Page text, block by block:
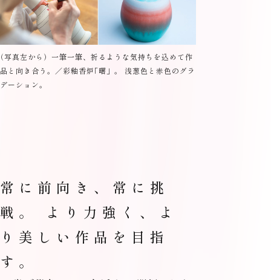
写真左から）一筆一筆、祈るような気持ちを込めて作
品と向き合う。／彩釉香炉「曙」。 浅葱色と赤色のグラ
デーション。
常に前向き、常に挑
戦。 より力強く、よ
り美しい作品を目指
す。